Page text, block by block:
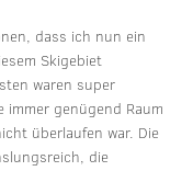
dass ich nun ein
Skigebiet
waren super
genügend Raum
überlaufen war. Die
die